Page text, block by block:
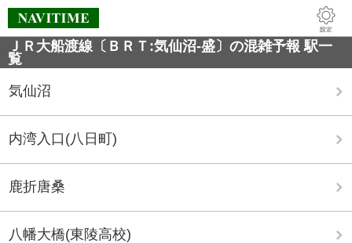
ＪＲ大船渡線〔ＢＲＴ:気仙沼-盛〕の混雑予報 駅一
覧
気仙沼
内湾入口(八日町)
鹿折唐桑
八幡大橋(東陵高校)